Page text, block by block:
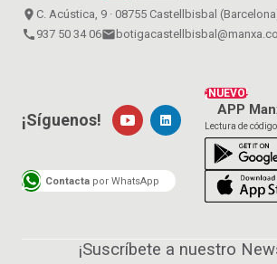
place C. Acústica, 9 · 08755 Castellbisbal
call 937 50 34 06email
¡NUEVO!
APP
Lectura de
¡Síguenos!
Contacta por WhatsApp
¡Suscríbete a nuestro